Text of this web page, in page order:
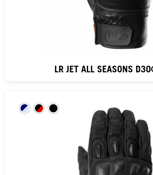
LR JET ALL SEASONS